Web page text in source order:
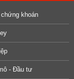
khoán
- Đầu tư